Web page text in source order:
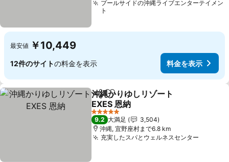
プールサイドの沖縄ライブエンターテイメン
ト
最安値 ￥10,449
12件のサイトの料金を表示 料金を表示
シェアお気に入りに追加
沖縄かりゆしリゾート
EXES 恩納
料金を表示
5 ホテルのランク
9.2 大満足
3,504
沖縄, 宜野座村まで6.8 km
充実したスパとウェルネスセンター